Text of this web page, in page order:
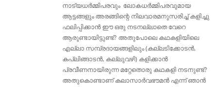
നാട്യധർമ്മിപരവും ലോകധർമ്മിപരവുമായ
ആട്ടങ്ങളും അരങ്ങിന്റെ നിലവാരമനുസരിച്ച് കളിച്ചു
ഫലിപ്പിക്കാൻ ഈ ഒരു നടനല്ലാതെ വേറെ
ആരുണ്ടായിട്ടുണ്ട്? അതുപോലെ കഥകളിയിലെ
എല്ലാ സമ്പ്രദായങ്ങളിലും (കല്ലടിക്കോടൻ,
കപ്ലിങ്ങാടൻ, കല്ലുവഴി) കളിക്കാൻ
പ്രവീണനായിരുന്ന മറ്റേതൊരു കഥകളി നടനുണ്ട്‌?
അതുകൊണ്ടാണ് കലാസാർവഭൗമൻ എന്ന് ഞാൻ